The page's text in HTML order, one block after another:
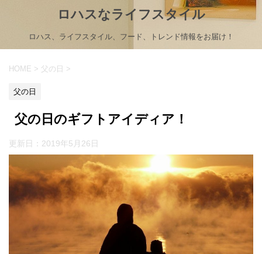
ロハスなライフスタイル
ロハス、ライフスタイル、フード、トレンド情報をお届け！
HOME > 父の日 >
父の日
父の日のギフトアイディア！
更新日： 2019年5月26日